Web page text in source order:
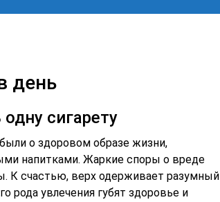
день
сигарету
о здоровом образе жизни,
напитками. Жаркие споры о вреде
К счастью, верх одерживает разумный
рода увлечения губят здоровье и